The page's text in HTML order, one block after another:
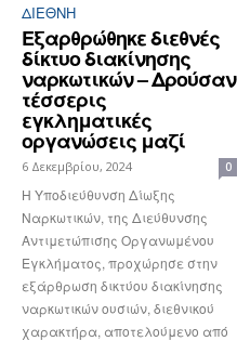
ΔΙΕΘΝΉ
Εξαρθρώθηκε διεθνές
δίκτυο διακίνησης
ναρκωτικών – Δρούσαν
τέσσερις
εγκληματικές
οργανώσεις μαζί
6 Δεκεμβρίου, 2024 0
Η Υποδιεύθυνση Δίωξης
Ναρκωτικών, της Διεύθυνσης
Αντιμετώπισης Οργανωμένου
Εγκλήματος, προχώρησε στην
εξάρθρωση δικτύου διακίνησης
ναρκωτικών ουσιών, διεθνικού
χαρακτήρα, αποτελούμενο από